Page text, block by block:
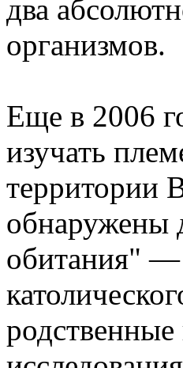
два
организмов.
Еще в 2006
изучать
территории
обнаружены
обитания" —